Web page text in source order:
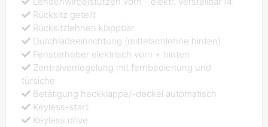
Rücksitz geteilt
Rücksitzlehnen klappbar
Durchladeeinrichtung (mittelarmlehne hinten)
Fensterheber elektrisch vorn + hinten
Zentralverriegelung mit fernbedienung und
türsiche
Betätigung heckklappe/-deckel automatisch
Keyless-start
Keyless drive